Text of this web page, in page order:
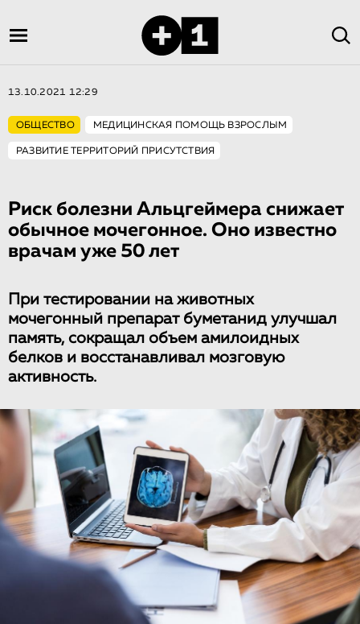
13.10.2021 12:29
ОБЩЕСТВО МЕДИЦИНСКАЯ ПОМОЩЬ ВЗРОСЛЫМ
РАЗВИТИЕ ТЕРРИТОРИЙ ПРИСУТСТВИЯ
Риск болезни Альцгеймера снижает
обычное мочегонное. Оно известно
врачам уже 50 лет
При тестировании на животных
мочегонный препарат буметанид улучшал
память, сокращал объем амилоидных
белков и восстанавливал мозговую
активность.